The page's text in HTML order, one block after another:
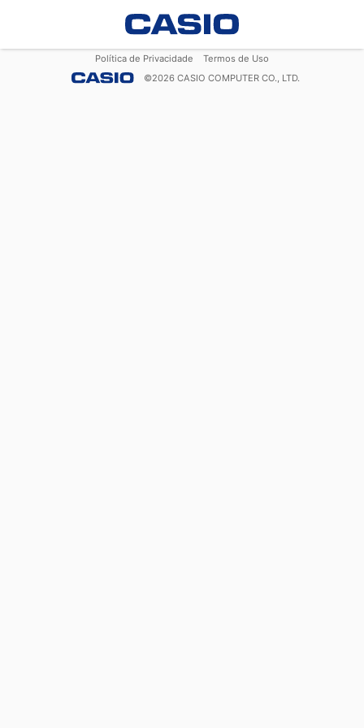
Política de Privacidade
Termos de Uso
©2026 CASIO COMPUTER CO., LTD.